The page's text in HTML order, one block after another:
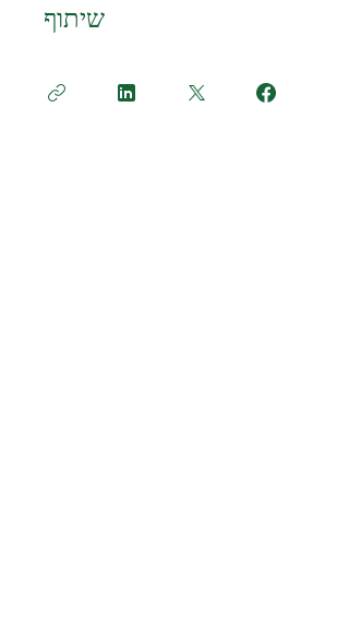
שיתוף